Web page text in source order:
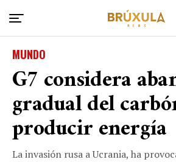
MUNDO
G7 considera
gradual del
producir energía
La invasión rusa a Ucrania, ha